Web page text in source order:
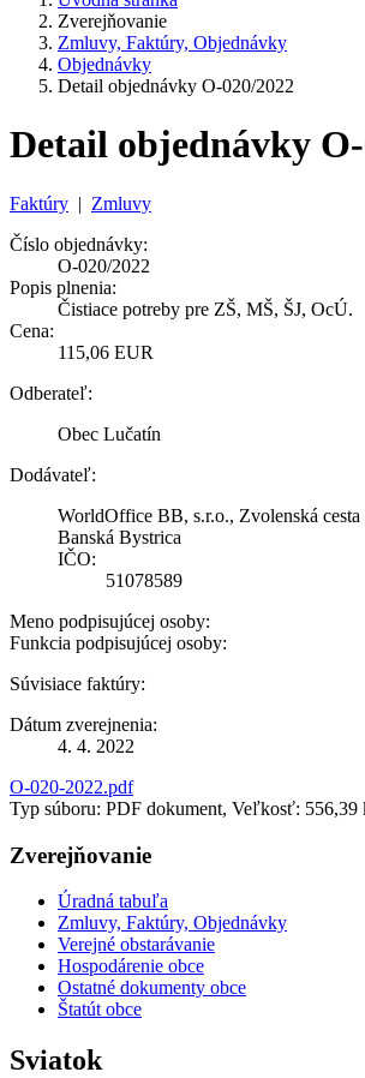
Zverejňovanie
Zmluvy, Faktúry, Objednávky
Objednávky
Detail objednávky O-020/2022
Detail objednávky O-
Faktúry | Zmluvy
Číslo objednávky:
O-020/2022
Popis plnenia:
Čistiace potreby pre ZŠ, MŠ, ŠJ, OcÚ.
Cena:
115,06 EUR
Odberateľ:
Obec Lučatín
Dodávateľ:
WorldOffice BB, s.r.o., Zvolenská
Banská Bystrica
IČO:
51078589
Meno podpisujúcej osoby:
Funkcia podpisujúcej osoby:
Súvisiace faktúry:
Dátum zverejnenia:
4. 4. 2022
O-020-2022.pdf
Typ súboru: PDF dokument, Veľkosť: 556,39
Zverejňovanie
Úradná tabuľa
Zmluvy, Faktúry, Objednávky
Verejné obstarávanie
Hospodárenie obce
Ostatné dokumenty obce
Štatút obce
Sviatok